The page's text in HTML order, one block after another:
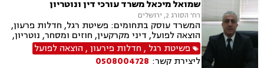
שמואל מיכאל משרד עורכי דין ונוטריון
רח' הסורג 2, ירושלים
המשרד עוסק בתחומים: פשיטת רגל, חדלות פרעון,
הוצאה לפועל, דיני מקרקעין, חוזים ומסחר, נוטריון,
עסקאות מכר דירה, ירושות וצוואות, ליטיגציה, נדל"ן,
פינוי מושכר ופירוקים והקפאות הליכים.
פשיטת רגל , חדלות פירעון, הוצאה לפועל
ליצירת קשר: 0508004728